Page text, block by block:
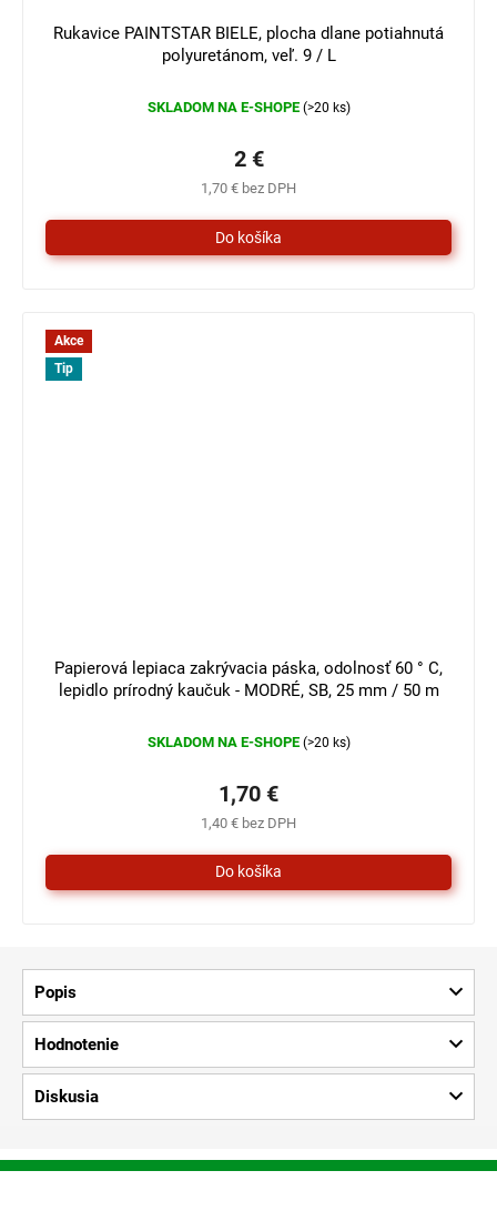
Rukavice PAINTSTAR BIELE, plocha dlane potiahnutá
polyuretánom, veľ. 9 / L
SKLADOM NA E-SHOPE (>20 ks)
1,70 € bez DPH
2 €
Akce
Tip
Papierová lepiaca zakrývacia páska, odolnosť 60 ° C,
lepidlo prírodný kaučuk - MODRÉ, SB, 25 mm / 50 m
SKLADOM NA E-SHOPE (>20 ks)
1,40 € bez DPH
1,70 €
Popis
Hodnotenie
Diskusia
Z